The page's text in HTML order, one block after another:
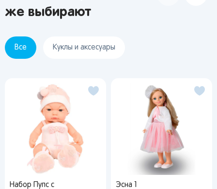
же выбирают
Все Куклы и аксесуары
Набор Пупс с
Эсна 1